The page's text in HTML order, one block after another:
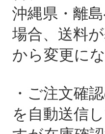
沖縄県・離
場合、送料
から変更に
・ご注文確
を自動送信